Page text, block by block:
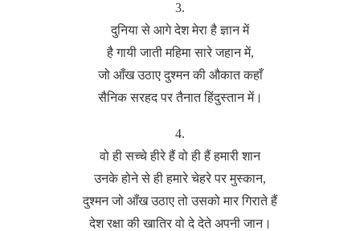
3.
दुनिया से आगे देश मेरा है ज्ञान में
है गायी जाती महिमा सारे जहान में,
जो आँख उठाए दुश्मन की औकात कहाँ
सैनिक सरहद पर तैनात हिंदुस्तान में।
4.
वो ही सच्चे हीरे हैं वो ही हैं हमारी शान
उनके होने से ही हमारे चेहरे पर मुस्कान,
दुश्मन जो आँख उठाए तो उसको मार गिराते हैं
देश रक्षा की खातिर वो दे देते अपनी जान।